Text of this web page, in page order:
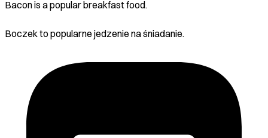
Bacon is a popular breakfast food.
Boczek to popularne jedzenie na śniadanie.